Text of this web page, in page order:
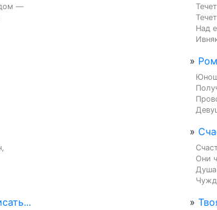
—
Над
»
»
Они
Душа
»